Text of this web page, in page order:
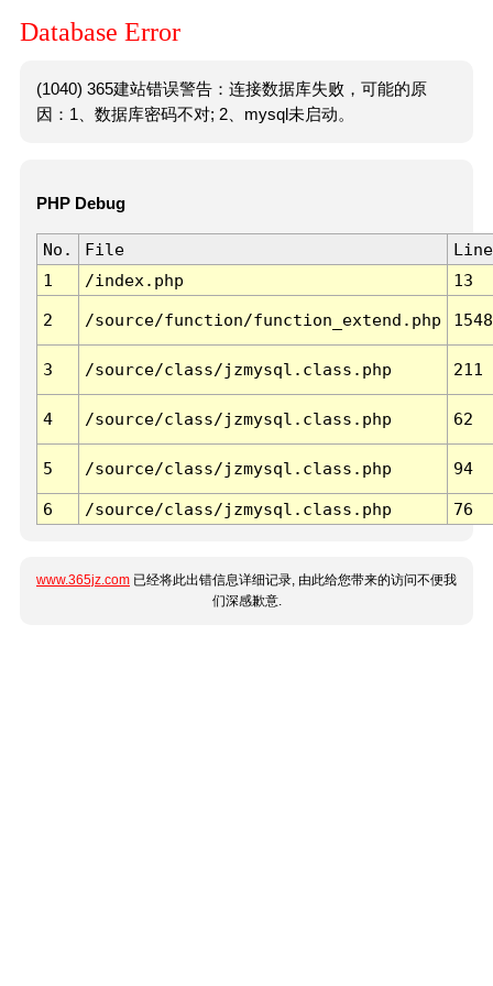
Database Error
(1040) 365建站错误警告：连接数据库失败，可能的原
因：1、数据库密码不对; 2、mysql未启动。
PHP Debug
No. File
Line
1
/index.php 13
2 /source/function/function_extend.php 1548
3 /source/class/jzmysql.class.php 211
4 /source/class/jzmysql.class.php 62
5 /source/class/jzmysql.class.php 94
6 /source/class/jzmysql.class.php 76
www.365jz.com 已经将此出错信息详细记录, 由此给您带来的访问不便我
们深感歉意.